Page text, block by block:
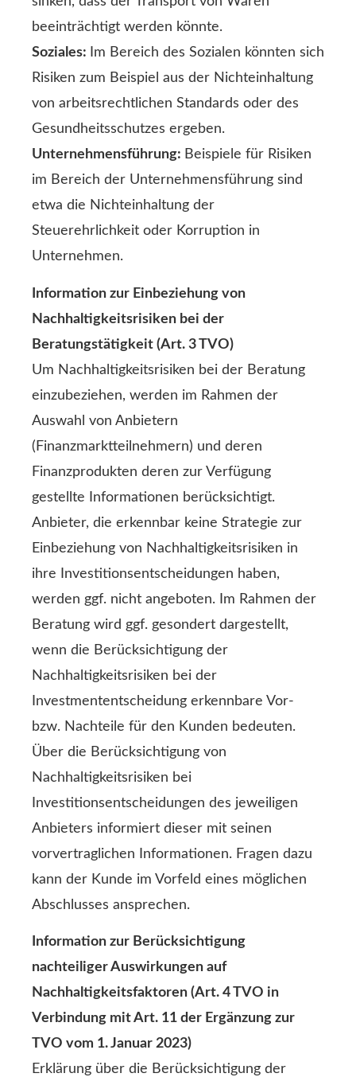
beeinträchtigt werden könnte.
Soziales:
Im Bereich des Sozialen könnten sich
Risiken zum Beispiel aus der Nichteinhaltung
von arbeitsrechtlichen Standards oder des
Gesundheitsschutzes ergeben.
Unternehmensführung: Beispiele für Risiken
im Bereich der Unternehmensführung sind
etwa die Nichteinhaltung der
Steuerehrlichkeit oder Korruption in
Unternehmen.
Information zur Einbeziehung von
Nachhaltigkeitsrisiken bei der
Beratungstätigkeit (Art. 3 TVO)
Um Nachhaltigkeitsrisiken bei der Beratung
einzubeziehen, werden im Rahmen der
Auswahl von Anbietern
(Finanzmarktteilnehmern) und deren
Finanzprodukten deren zur Verfügung
gestellte Informationen berücksichtigt.
Anbieter, die erkennbar keine Strategie zur
Einbeziehung von Nachhaltigkeitsrisiken in
ihre Investitionsentscheidungen haben,
werden ggf. nicht angeboten. Im Rahmen der
Beratung wird ggf. gesondert dargestellt,
wenn die Berücksichtigung der
Nachhaltigkeitsrisiken bei der
Investmententscheidung erkennbare Vor-
bzw. Nachteile für den Kunden bedeuten.
Über die Berücksichtigung von
Nachhaltigkeitsrisiken bei
Investitionsentscheidungen des jeweiligen
Anbieters informiert dieser mit seinen
vorvertraglichen Informationen. Fragen dazu
kann der Kunde im Vorfeld eines möglichen
Abschlusses ansprechen.
Information zur Berücksichtigung
nachteiliger Auswirkungen auf
Nachhaltigkeitsfaktoren (Art. 4 TVO in
Verbindung mit Art. 11 der Ergänzung zur
TVO vom 1. Januar 2023)
Erklärung über die Berücksichtigung der